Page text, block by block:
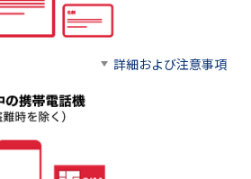
詳細および注意事項